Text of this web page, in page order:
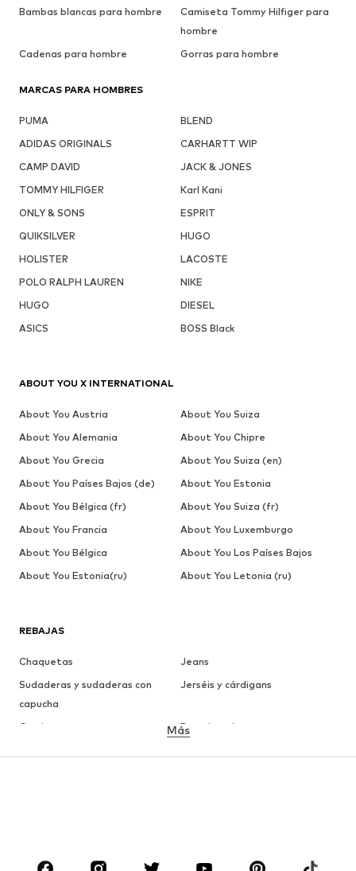
Bambas blancas para hombre
Camiseta Tommy Hilfiger para
hombre
Cadenas para hombre
Gorras para hombre
MARCAS PARA HOMBRES
PUMA
BLEND
ADIDAS ORIGINALS
CARHARTT WIP
CAMP DAVID
JACK & JONES
TOMMY HILFIGER
Karl Kani
ONLY & SONS
ESPRIT
QUIKSILVER
HUGO
HOLISTER
LACOSTE
POLO RALPH LAUREN
NIKE
HUGO
DIESEL
ASICS
BOSS Black
REBAJAS
Chaquetas
Jeans
Sudaderas y sudaderas con
capucha
Jerséis y cárdigans
Camisetas
Ropa interior
Más
ABOUT YOU X INTERNATIONAL
About You Austria
About You Suiza
About You Alemania
About You Chipre
About You Grecia
About You Suiza (en)
About You Países Bajos (de)
About You Estonia
About You Bélgica (fr)
About You Suiza (fr)
About You Francia
About You Luxemburgo
About You Bélgica
About You Los Países Bajos
About You Estonia(ru)
About You Letonia (ru)